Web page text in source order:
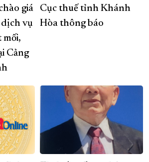
giá
dịch vụ
mối,
Cảng
Cục thuế tỉnh Khánh
Hòa thông báo